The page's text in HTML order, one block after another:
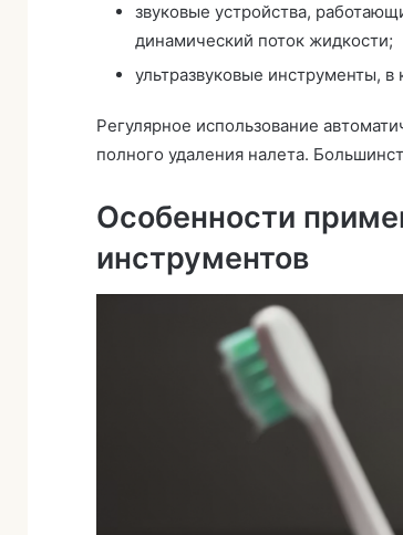
звуковые устройства,
динамический поток жидкости;
ультразвуковые инструменты,
Регулярное использование
полного удаления налета.
Особенности
инструментов